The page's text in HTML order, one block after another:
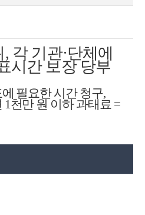
, 각 기관·단체에
시간 보장 당부
필요한 시간 청구,
1천만 원 이하 과태료 =